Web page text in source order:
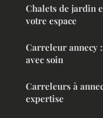
Chalets de jardin
votre espace
Carreleur annecy
avec soin
Carreleurs à
expertise